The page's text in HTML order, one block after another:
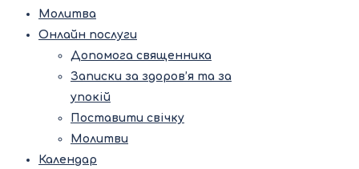
Молитва
Онлайн послуги
Допомога священника
Записки за здоров’я та за
упокій
Поставити свічку
Молитви
Календар